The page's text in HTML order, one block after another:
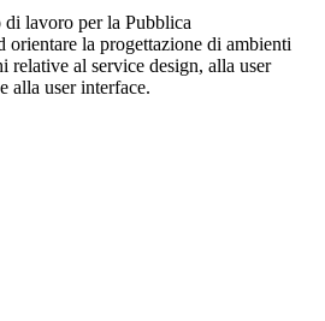
di lavoro per la Pubblica
orientare la progettazione di ambienti
al service design, alla user
alla user interface.